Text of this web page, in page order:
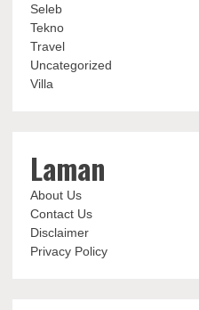
Seleb
Tekno
Travel
Uncategorized
Villa
Laman
About Us
Contact Us
Disclaimer
Privacy Policy